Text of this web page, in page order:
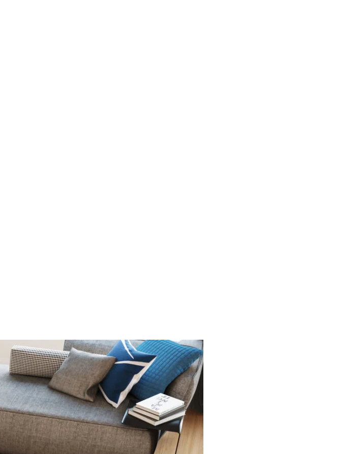
du site et le site ne fonctionnera pas comme prévu sans eux. Ces cookies
un utilisateur.
des informations qui modifient l'apparence ou le fonctionnement du site,
trouvez.
pour les éditeurs et les annonceurs tiers.
classification, en collaboration avec les fournisseurs de cookies individuels.